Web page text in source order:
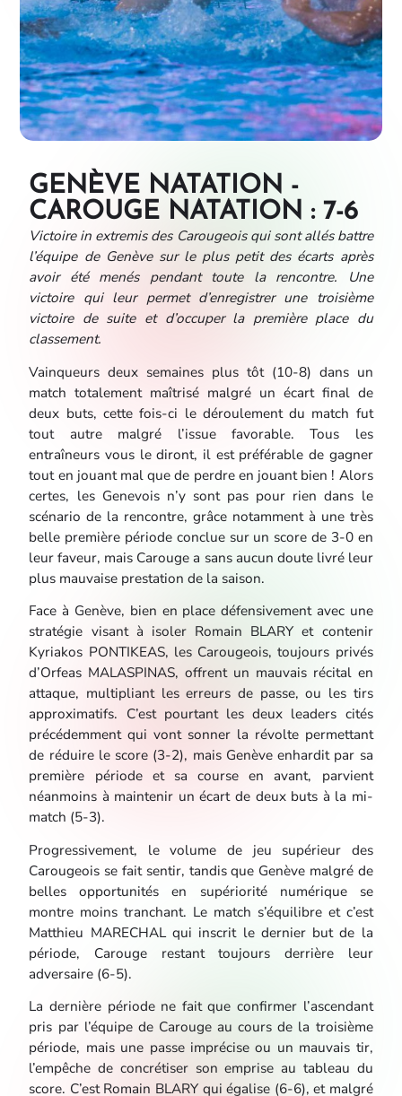
GENÈVE NATATION -
CAROUGE NATATION : 7-6
Victoire in extremis des Carougeois qui sont allés battre
l’équipe de Genève sur le plus petit des écarts après
avoir été menés pendant toute la rencontre. Une
victoire qui leur permet d’enregistrer une troisième
victoire de suite et d’occuper la première place du
classement.
Vainqueurs deux semaines plus tôt (10-8) dans un
match totalement maîtrisé malgré un écart final de
deux buts, cette fois-ci le déroulement du match fut
tout autre malgré l’issue favorable. Tous les
entraîneurs vous le diront, il est préférable de gagner
tout en jouant mal que de perdre en jouant bien ! Alors
certes, les Genevois n’y sont pas pour rien dans le
scénario de la rencontre, grâce notamment à une très
belle première période conclue sur un score de 3-0 en
leur faveur, mais Carouge a sans aucun doute livré leur
plus mauvaise prestation de la saison.
Face à Genève, bien en place défensivement avec une
stratégie visant à isoler Romain BLARY et contenir
Kyriakos PONTIKEAS, les Carougeois, toujours privés
d’Orfeas MALASPINAS, offrent un mauvais récital en
attaque, multipliant les erreurs de passe, ou les tirs
approximatifs. C’est pourtant les deux leaders cités
précédemment qui vont sonner la révolte permettant
de réduire le score (3-2), mais Genève enhardit par sa
première période et sa course en avant, parvient
néanmoins à maintenir un écart de deux buts à la mi-
match (5-3).
Progressivement, le volume de jeu supérieur des
Carougeois se fait sentir, tandis que Genève malgré de
belles opportunités en supériorité numérique se
montre moins tranchant. Le match s’équilibre et c’est
Matthieu MARECHAL qui inscrit le dernier but de la
période, Carouge restant toujours derrière leur
adversaire (6-5).
La dernière période ne fait que confirmer l’ascendant
pris par l’équipe de Carouge au cours de la troisième
période, mais une passe imprécise ou un mauvais tir,
l’empêche de concrétiser son emprise au tableau du
score. C’est Romain BLARY qui égalise (6-6), et malgré